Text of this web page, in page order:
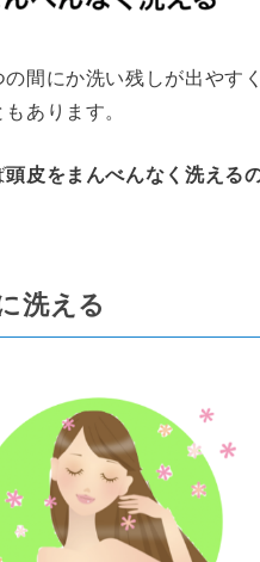
間にか洗い残しが出やす
あります。
頭皮をまんべんなく洗える
洗える